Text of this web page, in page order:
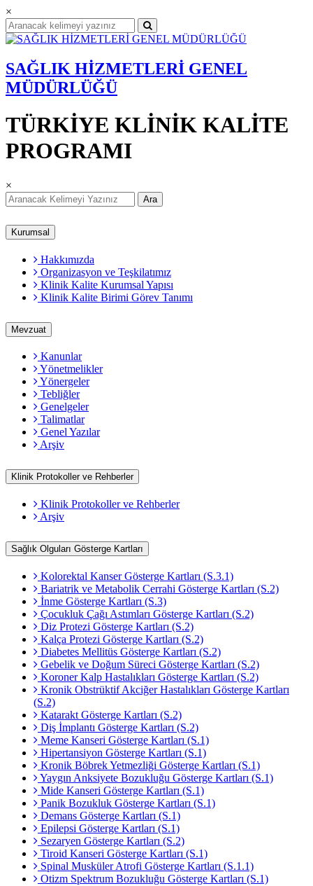
×
SAĞLIK HİZMETLERİ GENEL
MÜDÜRLÜĞÜ
TÜRKİYE KLİNİK KALİTE
PROGRAMI
×
Ara
Kurumsal
Hakkımızda
Organizasyon ve Teşkilatımız
Klinik Kalite Kurumsal Yapısı
Klinik Kalite Birimi Görev Tanımı
Mevzuat
Kanunlar
Yönetmelikler
Yönergeler
Tebliğler
Genelgeler
Talimatlar
Genel Yazılar
Arşiv
Klinik Protokoller ve Rehberler
Klinik Protokoller ve Rehberler
Arşiv
Sağlık Olguları Gösterge Kartları
Kolorektal Kanser Gösterge Kartları (S.3.1)
Bariatrik ve Metabolik Cerrahi Gösterge Kartları (S.2)
İnme Gösterge Kartları (S.3)
Çocukluk Çağı Astımları Gösterge Kartları (S.2)
Diz Protezi Gösterge Kartları (S.2)
Kalça Protezi Gösterge Kartları (S.2)
Diabetes Mellitüs Gösterge Kartları (S.2)
Gebelik ve Doğum Süreci Gösterge Kartları (S.2)
Koroner Kalp Hastalıkları Gösterge Kartları (S.2)
Kronik Obstrüktif Akciğer Hastalıkları Gösterge Kartları
(S.2)
Katarakt Gösterge Kartları (S.2)
Diş İmplantı Gösterge Kartları (S.2)
Meme Kanseri Gösterge Kartları (S.1)
Hipertansiyon Gösterge Kartları (S.1)
Kronik Böbrek Yetmezliği Gösterge Kartları (S.1)
Yaygın Anksiyete Bozukluğu Gösterge Kartları (S.1)
Mide Kanseri Gösterge Kartları (S.1)
Panik Bozukluk Gösterge Kartları (S.1)
Demans Gösterge Kartları (S.1)
Epilepsi Gösterge Kartları (S.1)
Sezaryen Gösterge Kartları (S.2)
Tiroid Kanseri Gösterge Kartları (S.1)
Spinal Musküler Atrofi Gösterge Kartları (S.1.1)
Otizm Spektrum Bozukluğu Gösterge Kartları (S.1)